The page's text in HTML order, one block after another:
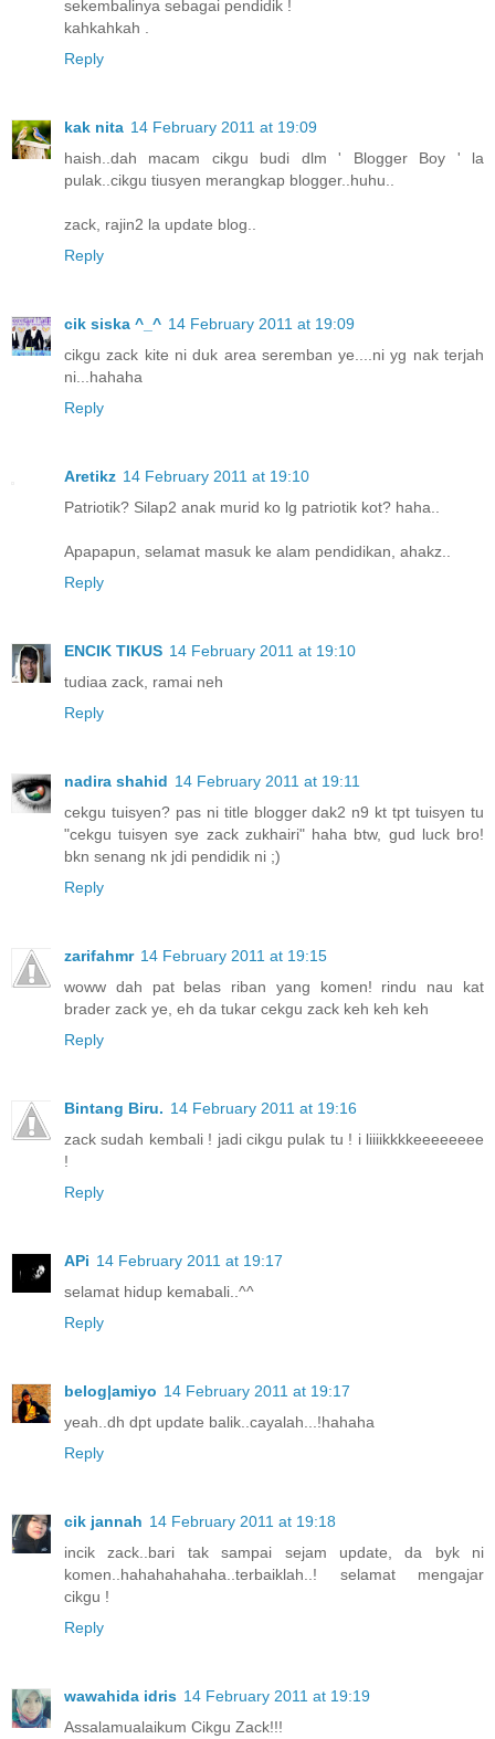
sekembalinya sebagai pendidik !
kahkahkah .
Reply
kak nita 14 February 2011 at 19:09
haish..dah macam cikgu budi dlm ' Blogger Boy ' la
pulak..cikgu tiusyen merangkap blogger..huhu..
zack, rajin2 la update blog..
Reply
cik siska ^_^ 14 February 2011 at 19:09
cikgu zack kite ni duk area seremban ye....ni yg nak terjah
ni...hahaha
Reply
Aretikz 14 February 2011 at 19:10
Patriotik? Silap2 anak murid ko lg patriotik kot? haha..
Apapapun, selamat masuk ke alam pendidikan, ahakz..
Reply
ENCIK TIKUS 14 February 2011 at 19:10
tudiaa zack, ramai neh
Reply
nadira shahid 14 February 2011 at 19:11
cekgu tuisyen? pas ni title blogger dak2 n9 kt tpt tuisyen tu
"cekgu tuisyen sye zack zukhairi" haha btw, gud luck bro!
bkn senang nk jdi pendidik ni ;)
Reply
zarifahmr 14 February 2011 at 19:15
woww dah pat belas riban yang komen! rindu nau kat
brader zack ye, eh da tukar cekgu zack keh keh keh
Reply
Bintang Biru. 14 February 2011 at 19:16
zack sudah kembali ! jadi cikgu pulak tu ! i liiiikkkkeeeeeeee
!
Reply
APi 14 February 2011 at 19:17
selamat hidup kemabali..^^
Reply
belog|amiyo 14 February 2011 at 19:17
yeah..dh dpt update balik..cayalah...!hahaha
Reply
cik jannah 14 February 2011 at 19:18
incik zack..bari tak sampai sejam update, da byk ni
komen..hahahahahaha..terbaiklah..! selamat mengajar
cikgu !
Reply
wawahida idris 14 February 2011 at 19:19
Assalamualaikum Cikgu Zack!!!